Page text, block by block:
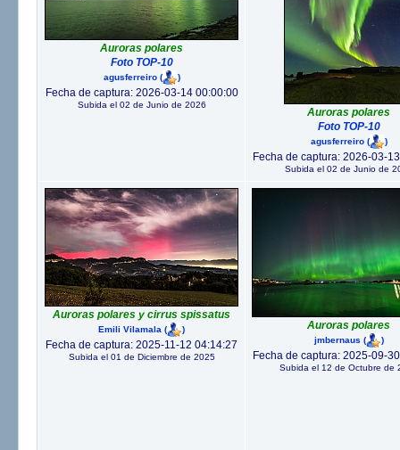
Auroras polares
Foto TOP-10
agusferreiro( )
Fecha de captura: 2026-03-14 00:00:00
Subida el 02 de Junio de 2026
Auroras polares
Foto TOP-10
agusferreiro( )
Fecha de captura: 2026-03-
Subida el 02 de Junio de
Auroras polares y cirrus spissatus
Emili Vilamala ( )
Fecha de captura: 2025-11-12 04:14:27
Subida el 01 de Diciembre de 2025
Auroras polares
jmbernaus ( )
Fecha de captura: 2025-09-
Subida el 12 de Octubre de